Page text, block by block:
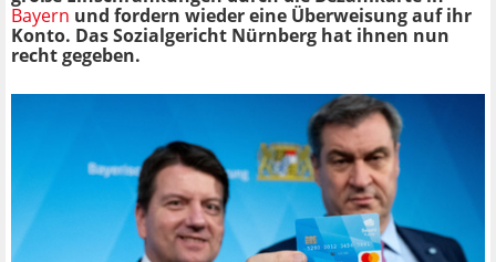
Bayern und fordern wieder eine Überweisung auf ihr
Konto. Das Sozialgericht Nürnberg hat ihnen nun
recht gegeben.